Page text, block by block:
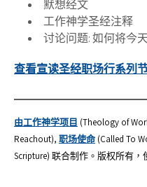
默想经文
工作神学圣经注释
讨论问题: 如何将今
查看宣读圣经职场行系列
由工作神学项目 (Theology of
Reachout), 职场使命 (Called To
Scripture) 联合制作。版权所有，